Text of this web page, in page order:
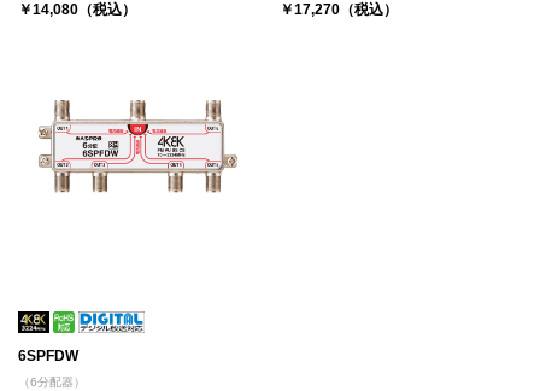
￥14,080（税込）
￥17,270（税込）
6SPFDW
（6分配器）